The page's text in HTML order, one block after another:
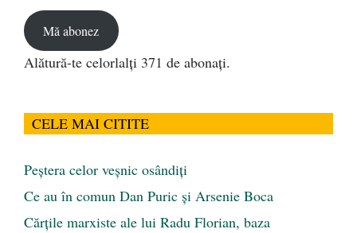
Mă abonez
Alătură-te celorlalți 371 de abonați.
CELE MAI CITITE
Peştera celor veşnic osândiţi
Ce au în comun Dan Puric şi Arsenie Boca
Cărţile marxiste ale lui Radu Florian, baza